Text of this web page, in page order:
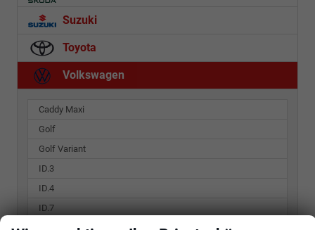
Suzuki
Toyota
Volkswagen
Caddy Maxi
Golf
Golf Variant
ID.3
ID.4
ID.7
Passat Variant